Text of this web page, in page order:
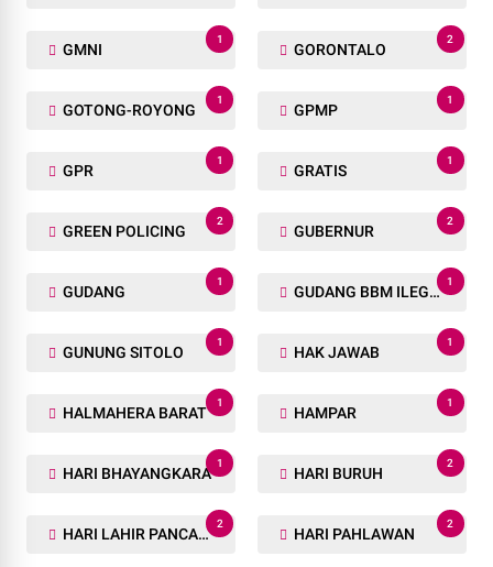
GMNI
1
GORONTALO
2
GOTONG-ROYONG
1
GPMP
1
GPR
1
GRATIS
1
GREEN POLICING
2
GUBERNUR
2
GUDANG
1
GUDANG BBM ILEGAL
1
GUNUNG SITOLO
1
HAK JAWAB
1
HALMAHERA BARAT
1
HAMPAR
1
HARI BHAYANGKARA
1
HARI BURUH
2
HARI LAHIR PANCASILA
2
HARI PAHLAWAN
2